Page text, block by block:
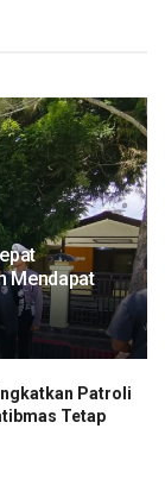
Mendapat
Patroli
Tetap